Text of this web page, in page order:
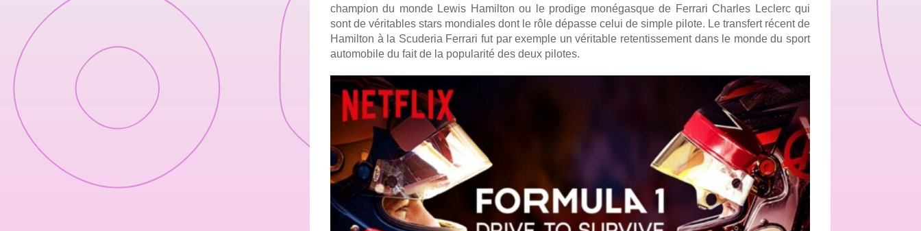
champion du monde Lewis Hamilton ou le prodige monégasque de Ferrari Charles Leclerc qui
sont de véritables stars mondiales dont le rôle dépasse celui de simple pilote. Le transfert récent de
Hamilton à la Scuderia Ferrari fut par exemple un véritable retentissement dans le monde du sport
automobile du fait de la popularité des deux pilotes.